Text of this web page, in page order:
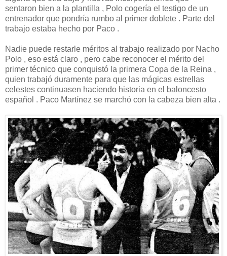
sentaron bien a la plantilla , Polo cogería el testigo de un
entrenador que pondría rumbo al primer doblete . Parte del
trabajo estaba hecho por Paco .
Nadie puede restarle méritos al trabajo realizado por Nacho
Polo , eso está claro , pero cabe reconocer el mérito del
primer técnico que conquistó la primera Copa de la Reina ,
quien trabajó duramente para que las mágicas estrellas
celestes continuasen haciendo historia en el baloncesto
español . Paco Martínez se marchó con la cabeza bien alta .